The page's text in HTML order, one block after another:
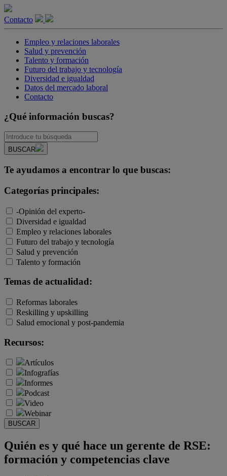
Contacto
Empleo y relaciones laborales
Salud y prevención
Talento y formación
Futuro del trabajo y tecnología
Diversidad e igualdad
Datos del mercado laboral
Contacto
¿Qué información buscas?
BUSCAR
Te ayudamos a encontrar lo que buscas:
Categorías principales:
-Opinión del experto-
Diversidad e igualdad
Empleo y relaciones laborales
Futuro del trabajo y tecnología
Salud y prevención
Talento y formación
Temas de actualidad:
Reformas laborales
Reskilling y upskilling
Salud emocional y post-pandemia
Recursos:
Artículos
Infografías
Informes
Podcast
Video
Webinar
BUSCAR
Quién es y qué hace un gerente de RSE:
formación y competencias clave